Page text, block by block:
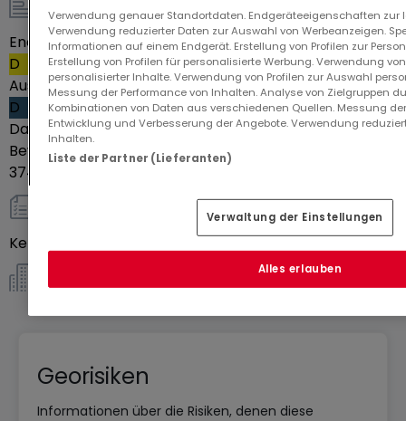
Energie / Heizung
Energieeffizienzklasse248
D
Ausstoß von Treibhausgasen32
D
Datum des Energiepasses21-01-2026
Bewertung des jährlichen Energieverbrauchs
3748 € und 5072 €
Keller
Eigentümergemeinschaft *
Georisiken
Informationen über die Risiken, denen diese
Verwendung genauer Standortdaten. Endgeräteeigenschaften zur
Verwendung reduzierter Daten zur Auswahl von Werbeanzeigen.
Informationen auf einem Endgerät. Erstellung von Profilen zur
Erstellung von Profilen für personalisierte Werbung. Verwendung
personalisierter Inhalte. Verwendung von Profilen zur Auswahl
Messung der Performance von Inhalten. Analyse von Zielgruppen
Kombinationen von Daten aus verschiedenen Quellen. Messung
Entwicklung und Verbesserung der Angebote. Verwendung
Inhalten.
Liste der Partner (Lieferanten)
Verwaltung der Einstellungen
Alles erlauben